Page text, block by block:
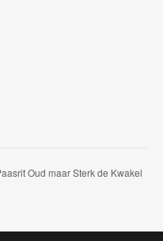
Oud maar Sterk de Kwakel